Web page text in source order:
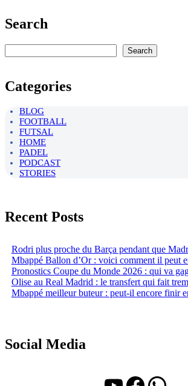
Search
Search
Categories
BLOG
FOOTBALL
FUTSAL
HOME
PADEL
PODCAST
STORIES
Recent Posts
Rodri plus proche du Barça pendant que
Mbappé Ballon d’Or : voici comment il peut
Pronostics Coupe du Monde 2026 : qui va
Olise au Real Madrid : le transfert qui fait
Mbappé meilleur buteur : peut-il encore finir
Social Media